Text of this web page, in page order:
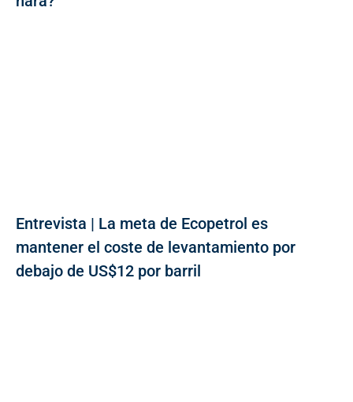
Entrevista | La meta de Ecopetrol es
mantener el coste de levantamiento por
debajo de US$12 por barril